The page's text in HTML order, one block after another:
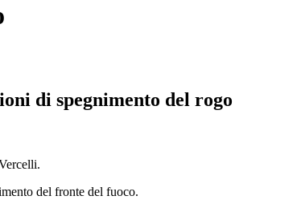
di spegnimento del rogo
del fronte del fuoco.